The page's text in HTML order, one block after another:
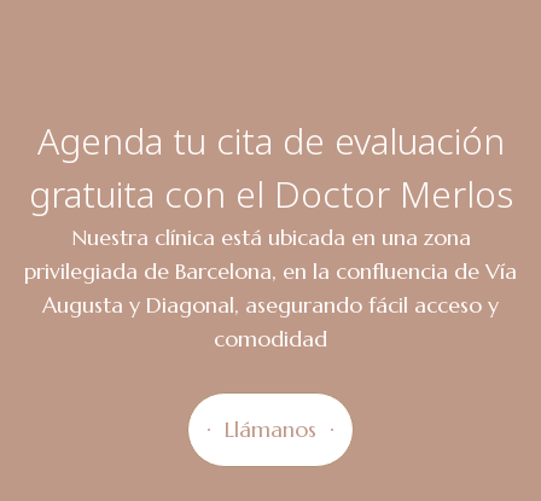
Agenda tu cita de evaluación
gratuita con el Doctor Merlos
Nuestra clínica está ubicada en una zona
privilegiada de Barcelona, en la confluencia de Vía
Augusta y Diagonal, asegurando fácil acceso y
comodidad
Llámanos